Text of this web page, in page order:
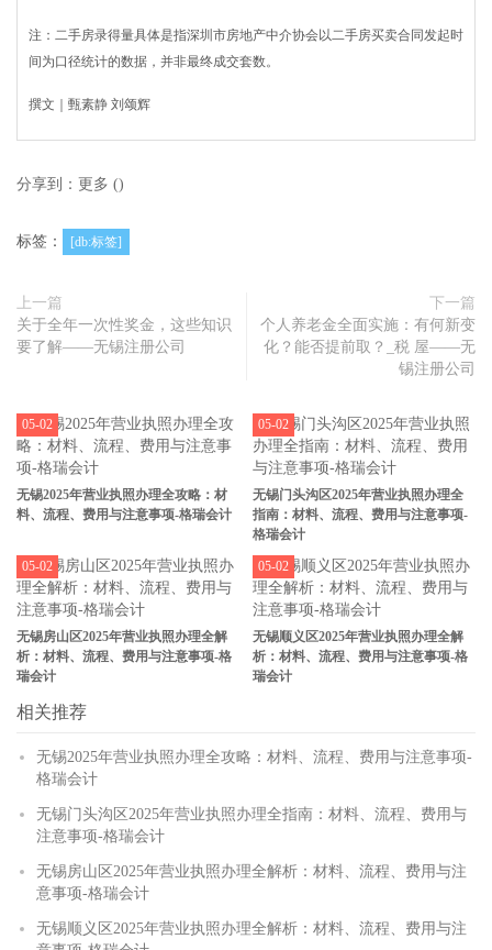
注：二手房录得量具体是指深圳市房地产中介协会以二手房买卖合同发起时
间为口径统计的数据，并非最终成交套数。
撰文｜甄素静 刘颂辉
分享到： 更多 ()
标签： [db:标签]
上一篇
关于全年一次性奖金，这些知识
要了解——无锡注册公司
下一篇
个人养老金全面实施：有何新变
化？能否提前取？_税 屋——无
锡注册公司
无锡2025年营业执照办理全攻略：材
料、流程、费用与注意事项-格瑞会计
05-02
无锡门头沟区2025年营业执照办理全
指南：材料、流程、费用与注意事项-
格瑞会计
05-02
无锡房山区2025年营业执照办理全解
析：材料、流程、费用与注意事项-格
瑞会计
05-02
无锡顺义区2025年营业执照办理全解
析：材料、流程、费用与注意事项-格
瑞会计
05-02
相关推荐
无锡2025年营业执照办理全攻略：材料、流程、费用与注意事项-
格瑞会计
无锡门头沟区2025年营业执照办理全指南：材料、流程、费用与
注意事项-格瑞会计
无锡房山区2025年营业执照办理全解析：材料、流程、费用与注
意事项-格瑞会计
无锡顺义区2025年营业执照办理全解析：材料、流程、费用与注